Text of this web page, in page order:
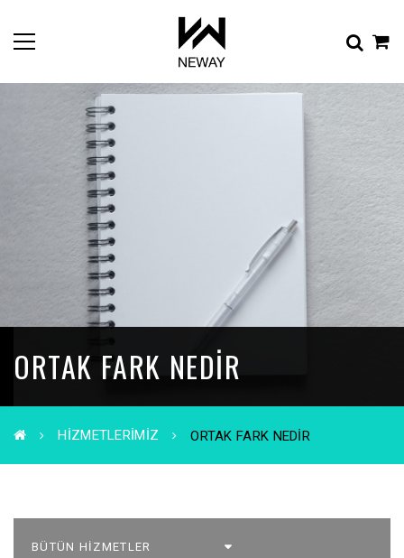
ORTAK FARK NEDIR
HIZMETLERIMIZ ORTAK FARK NEDIR